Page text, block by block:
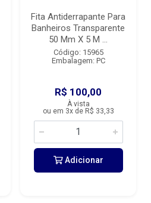
Fita Antiderrapante Para
Banheiros Transparente
50 Mm X 5 M ...
Código: 15965
Embalagem: PC
R$ 100,00
À vista
ou em 3x de R$ 33,33
Adicionar